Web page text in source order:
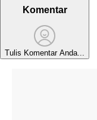
Komentar
Tulis Komentar Anda...